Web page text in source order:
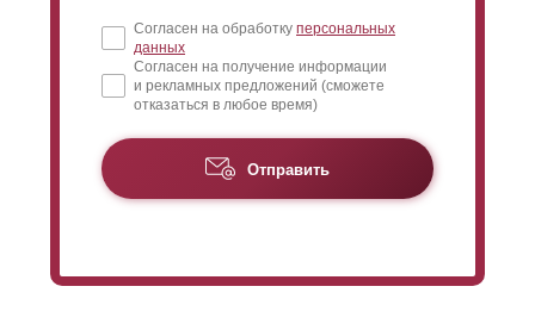
Согласен на обработку персональных
данных
Согласен на получение информации
и рекламных предложений (сможете
отказаться в любое время)
Отправить